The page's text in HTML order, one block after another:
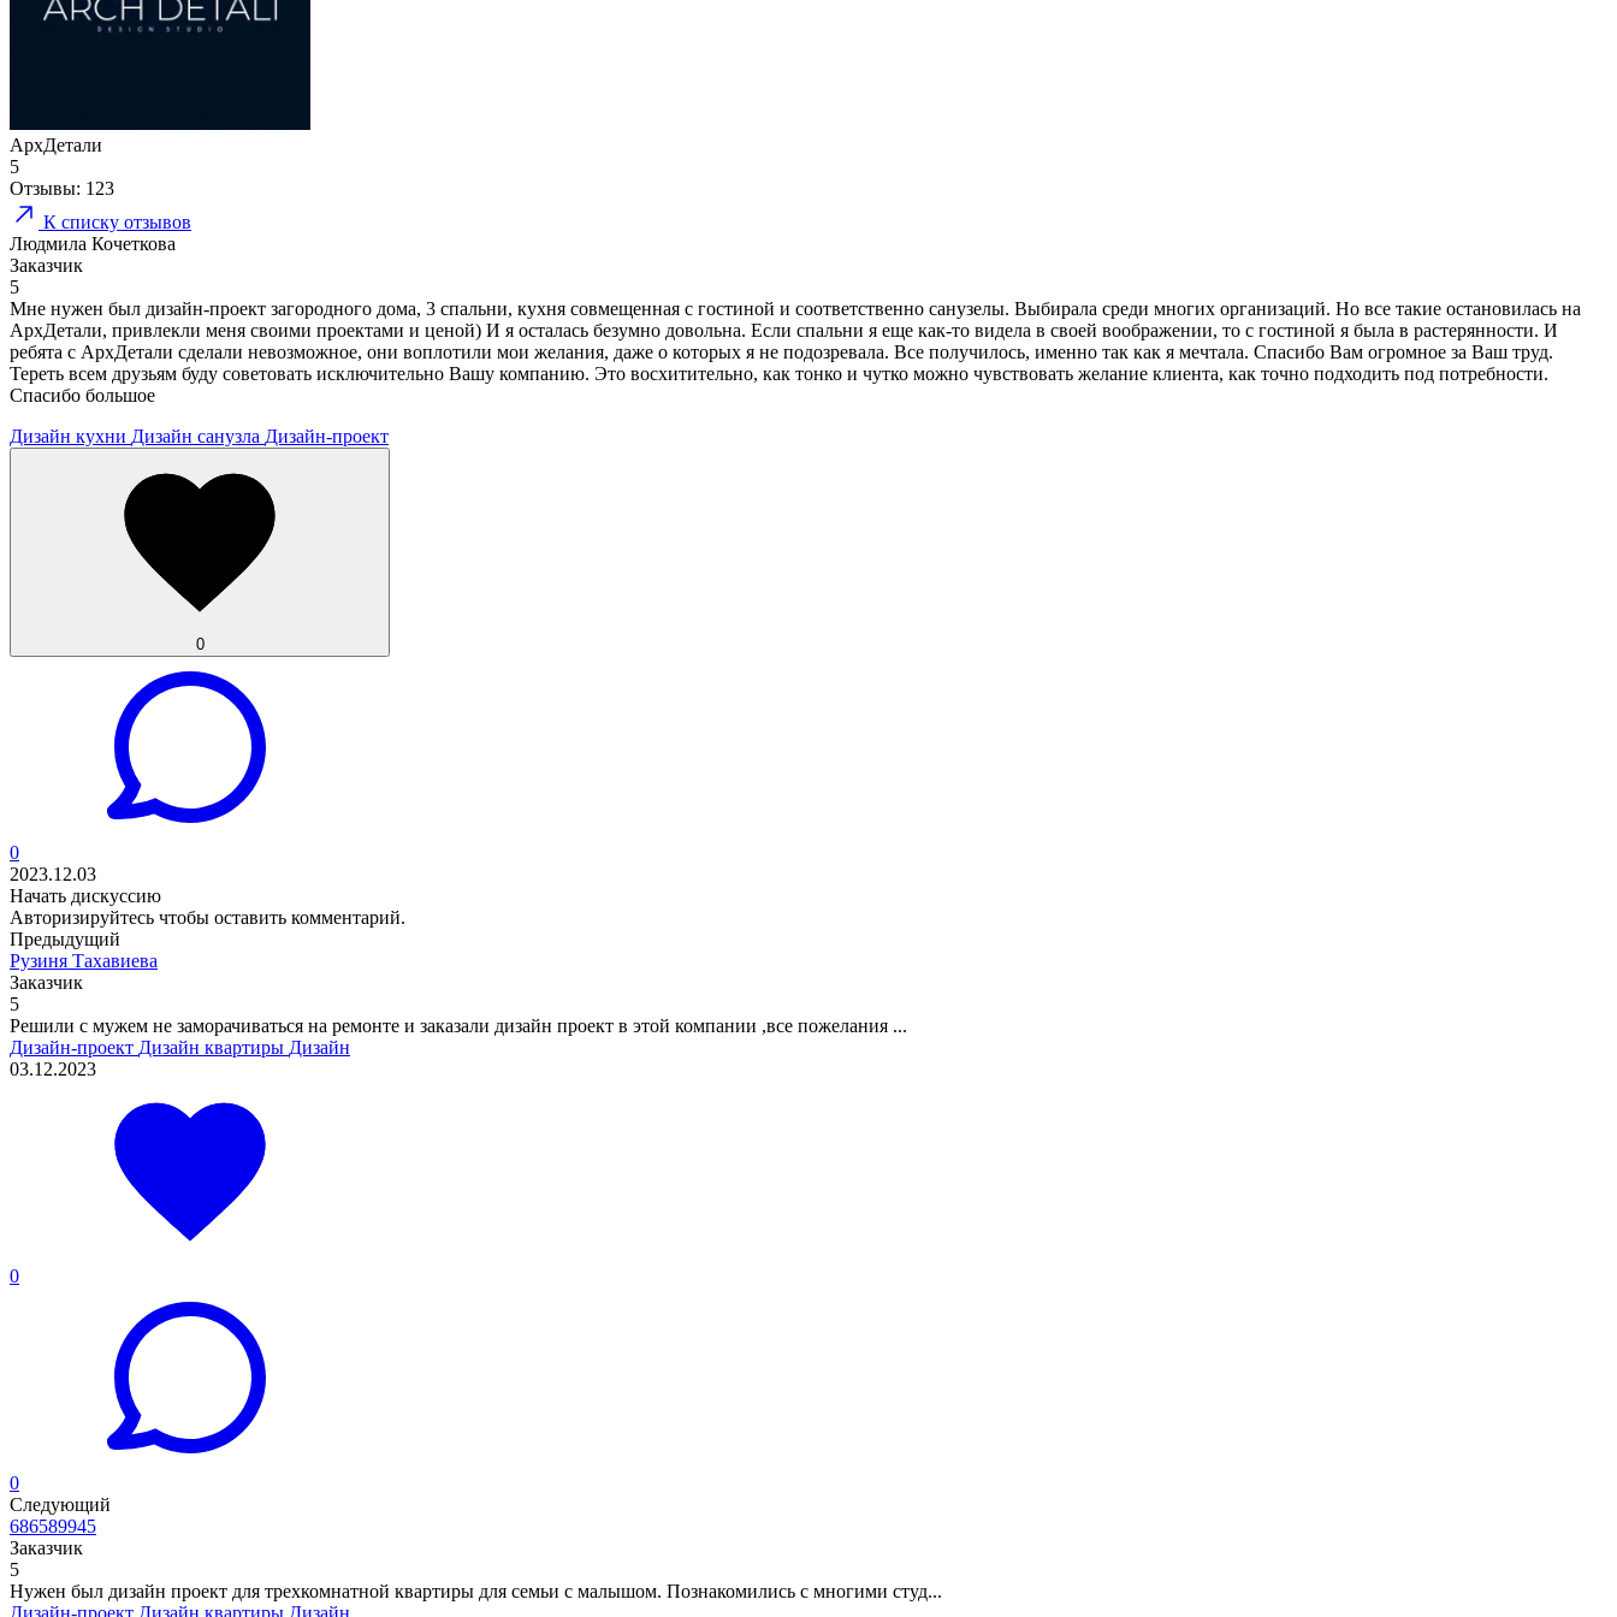
АрхДетали
5
Отзывы: 123
К списку отзывов
Людмила Кочеткова
Заказчик
5
Мне нужен был дизайн-проект загородного дома, 3 спальни, кухня совмещенная с гостиной и соответственно санузелы. Выбирала среди многих организаций. Но все такие остановилась на
АрхДетали, привлекли меня своими проектами и ценой) И я осталась безумно довольна. Если спальни я еще как-то видела в своей воображении, то с гостиной я была в растерянности. И
ребята с АрхДетали сделали невозможное, они воплотили мои желания, даже о которых я не подозревала. Все получилось, именно так как я мечтала. Спасибо Вам огромное за Ваш труд.
Тереть всем друзьям буду советовать исключительно Вашу компанию. Это восхитительно, как тонко и чутко можно чувствовать желание клиента, как точно подходить под потребности.
Спасибо большое
Дизайн кухни Дизайн санузла Дизайн-проект
0
0
2023.12.03
Начать дискуссию
Авторизируйтесь чтобы оставить комментарий.
Предыдущий
Рузиня Тахавиева
Заказчик
5
Решили с мужем не заморачиваться на ремонте и заказали дизайн проект в этой компании ,все пожелания ...
Дизайн-проект Дизайн квартиры Дизайн
03.12.2023
0
0
Следующий
686589945
Заказчик
5
Нужен был дизайн проект для трехкомнатной квартиры для семьи с малышом. Познакомились с многими студ...
Дизайн-проект Дизайн квартиры Дизайн